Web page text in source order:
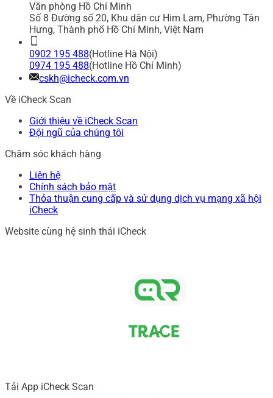
Văn phòng Hồ Chí Minh
Số 8 Đường số 20, Khu dân cư Him Lam, Phường Tân
Hưng, Thành phố Hồ Chí Minh, Việt Nam
0902 195 488(Hotline Hà Nội)
0974 195 488(Hotline Hồ Chí Minh)
cskh@icheck.com.vn
Về iCheck Scan
Giới thiệu về iCheck Scan
Đội ngũ của chúng tôi
Chăm sóc khách hàng
Liên hệ
Chính sách bảo mật
Thỏa thuận cung cấp và sử dụng dịch vụ mạng xã hội
iCheck
Website cùng hệ sinh thái iCheck
Tải App iCheck Scan